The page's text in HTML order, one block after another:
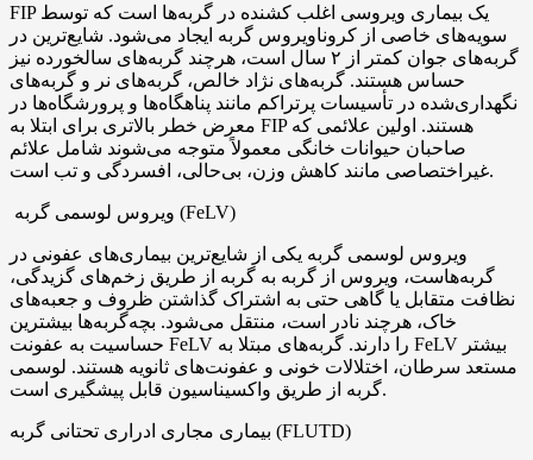
FIP یک بیماری ویروسی اغلب کشنده در گربه‌ها است که توسط
سویه‌های خاصی از کروناویروس گربه ایجاد می‌شود. شایع‌ترین در
گربه‌های جوان کمتر از ۲ سال است، هرچند گربه‌های سالخورده نیز
حساس هستند. گربه‌های نژاد خالص، گربه‌های نر و گربه‌های
نگهداری‌شده در تأسیسات پرتراکم مانند پناهگاه‌ها و پرورشگاه‌ها در
معرض خطر بالاتری برای ابتلا به FIP هستند. اولین علائمی که
صاحبان حیوانات خانگی معمولاً متوجه می‌شوند شامل علائم
غیراختصاصی مانند کاهش وزن، بی‌حالی، افسردگی و تب است.
ویروس لوسمی گربه (FeLV)
ویروس لوسمی گربه یکی از شایع‌ترین بیماری‌های عفونی در
گربه‌هاست، ویروس از گربه به گربه از طریق زخم‌های گزیدگی،
نظافت متقابل یا گاهی حتی به اشتراک گذاشتن ظروف و جعبه‌های
خاک، هرچند نادر است، منتقل می‌شود. بچه‌گربه‌ها بیشترین
حساسیت به عفونت FeLV را دارند. گربه‌های مبتلا به FeLV بیشتر
مستعد سرطان، اختلالات خونی و عفونت‌های ثانویه هستند. لوسمی
گربه از طریق واکسیناسیون قابل پیشگیری است.
بیماری مجاری ادراری تحتانی گربه (FLUTD)